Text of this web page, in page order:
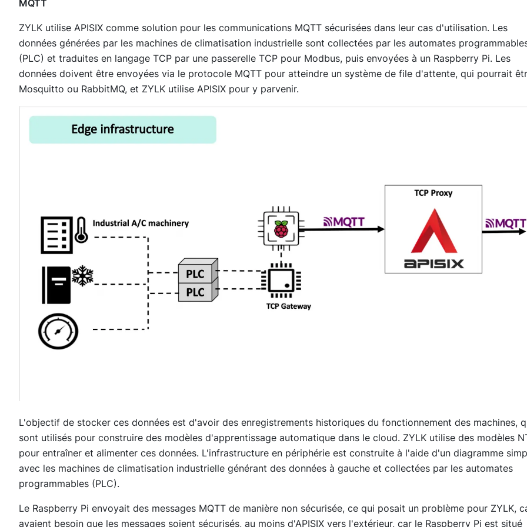
MQTT
ZYLK utilise APISIX comme solution pour les communications MQTT sécurisées dans leur cas d'utilisation. Les
données générées par les machines de climatisation industrielle sont collectées par les automates
(PLC) et traduites en langage TCP par une passerelle TCP pour Modbus, puis envoyées à un Raspberry Pi. Les
données doivent être envoyées via le protocole MQTT pour atteindre un système de file d'attente, qui pourrait
Mosquitto ou RabbitMQ, et ZYLK utilise APISIX pour y parvenir.
L'objectif de stocker ces données est d'avoir des enregistrements historiques du fonctionnement des machines,
sont utilisés pour construire des modèles d'apprentissage automatique dans le cloud. ZYLK utilise des modèles
pour entraîner et alimenter ces données. L'infrastructure en périphérie est construite à l'aide d'un diagramme
avec les machines de climatisation industrielle générant des données à gauche et collectées par les automates
programmables (PLC).
Le Raspberry Pi envoyait des messages MQTT de manière non sécurisée, ce qui posait un problème pour ZYLK,
avaient besoin que les messages soient sécurisés, au moins d'APISIX vers l'extérieur, car le Raspberry Pi est situé